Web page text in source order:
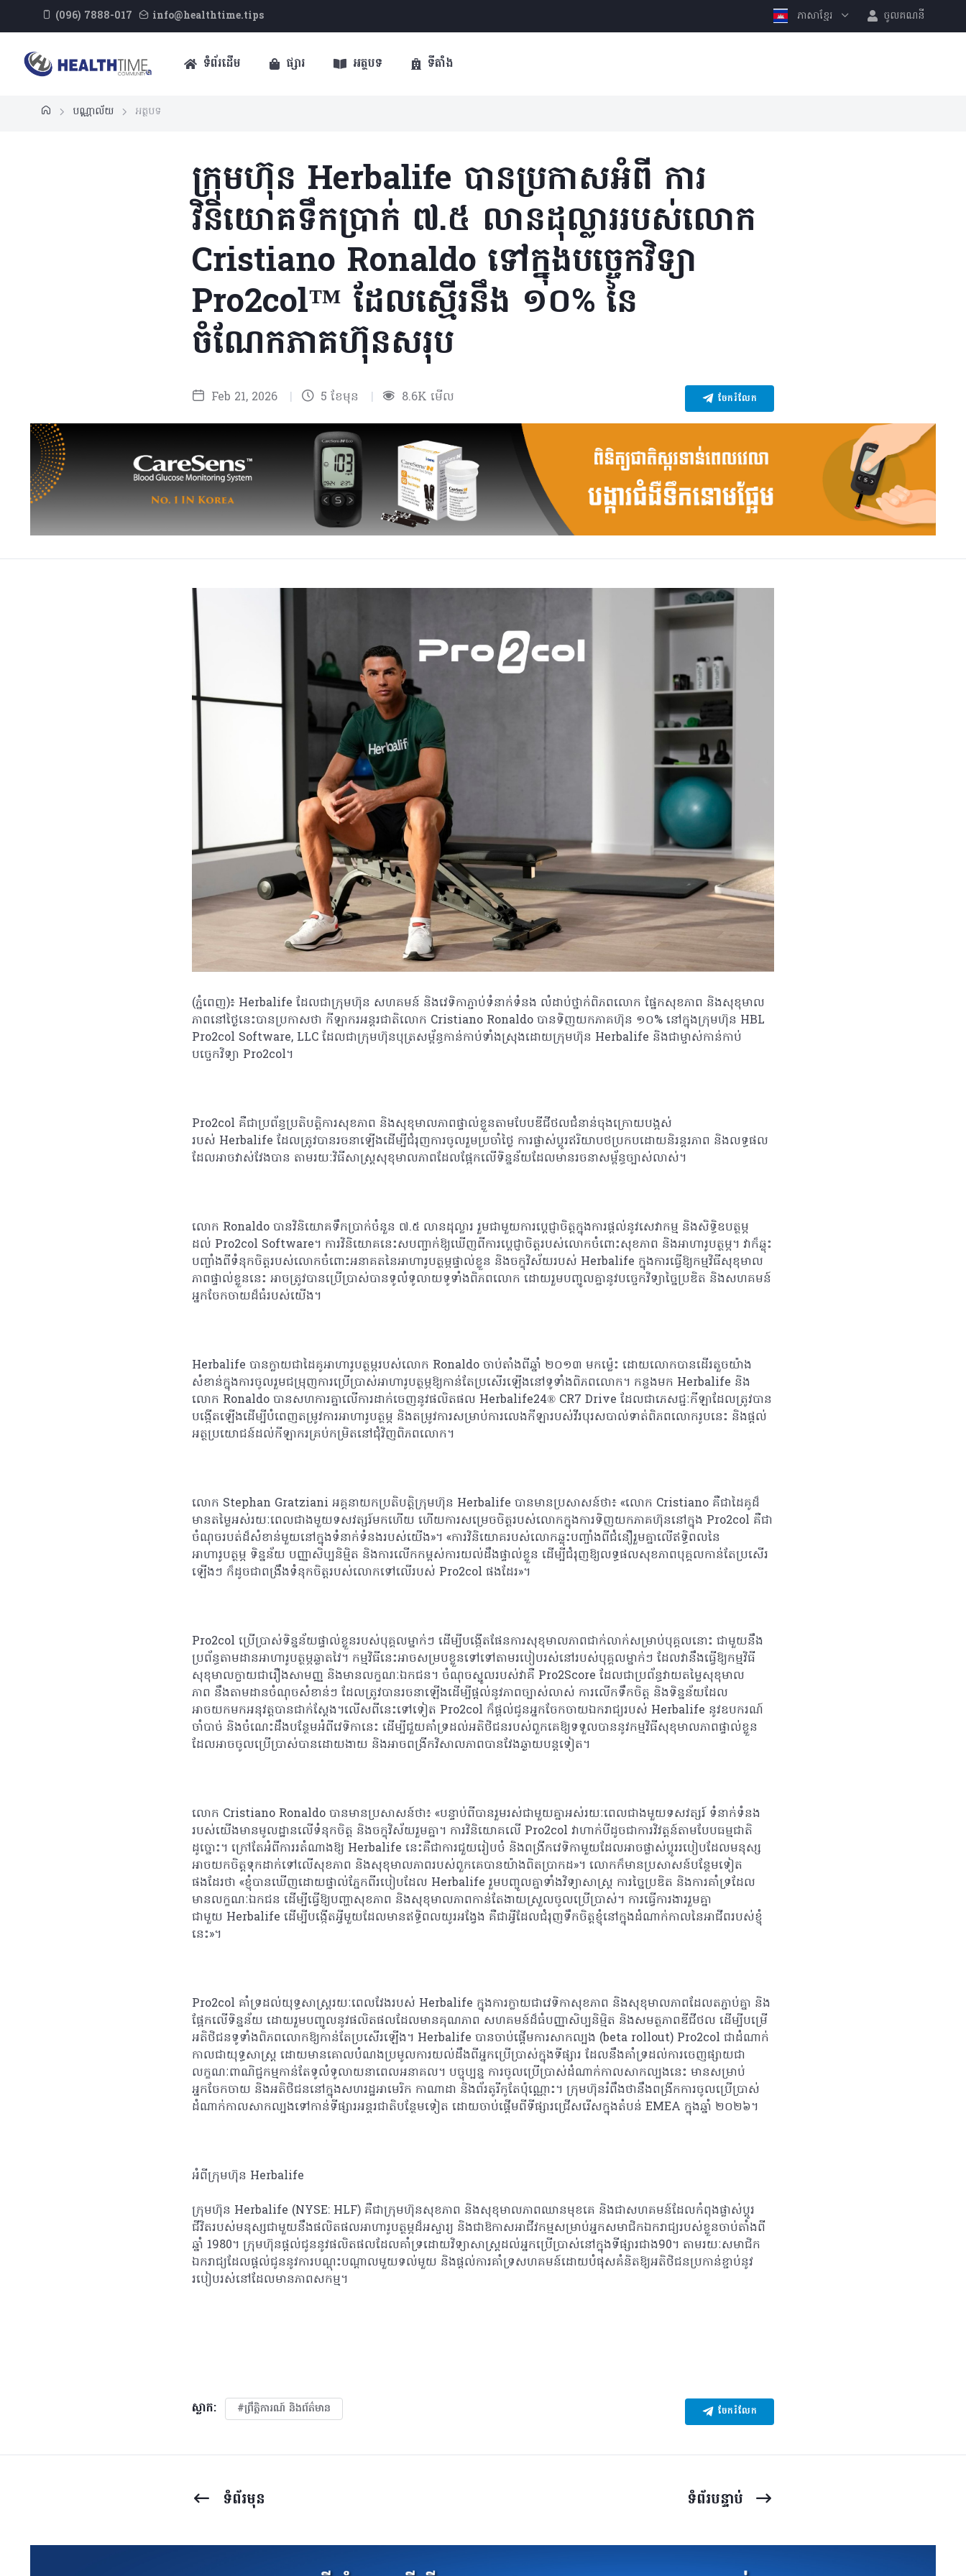
(096) 7888-017 info@healthtime.tips ភាសាខ្មែរ ចូលគណនី
ទំព័រដើម ផ្សារ អត្ថបទ ទីតាំង
បណ្ណាល័យ អត្ថបទ
ក្រុមហ៊ុន Herbalife បានប្រកាសអំពី ការ
វិនិយោគទឹកប្រាក់ ៧.៥ លានដុល្លាររបស់លោក
Cristiano Ronaldo ទៅក្នុងបច្ចេកវិទ្យា
Pro2col™ ដែលស្មើរនឹង ១០% នៃ
ចំណែកភាគហ៊ុនសរុប
Feb 21, 2026 | 5 ខែមុន | 8.6K មើល ចែករំលែក
(ភ្នំពេញ)៖ Herbalife ដែលជាក្រុមហ៊ុន សហគមន៍ និងវេទិកាភ្ជាប់ទំនាក់ទំនង លំដាប់ថ្នាក់ពិភពលោក ផ្នែកសុខភាព និងសុខុមាល
ភាពនៅថ្ងៃនេះបានប្រកាសថា កីឡាករអន្តរជាតិលោក Cristiano Ronaldo បានទិញយកភាគហ៊ុន ១០% នៅក្នុងក្រុមហ៊ុន HBL
Pro2col Software, LLC ដែលជាក្រុមហ៊ុនបុត្រសម្ព័ន្ធកាន់កាប់ទាំងស្រុងដោយក្រុមហ៊ុន Herbalife និងជាម្ចាស់កាន់កាប់
បច្ចេកវិទ្យា Pro2col។
Pro2col គឺជាប្រព័ន្ធប្រតិបត្តិការសុខភាព និងសុខុមាលភាពផ្ទាល់ខ្លួនតាមបែបឌីជីថលជំនាន់ចុងក្រោយបង្អស់
របស់ Herbalife ដែលត្រូវបានរចនាឡើងដើម្បីជំរុញការចូលរួមប្រចាំថ្ងៃ ការផ្លាស់ប្តូរឥរិយាបថប្រកបដោយនិរន្តរភាព និងលទ្ធផល
ដែលអាចវាស់វែងបាន តាមរយៈវិធីសាស្ត្រសុខុមាលភាពដែលផ្អែកលើទិន្នន័យដែលមានរចនាសម្ព័ន្ធច្បាស់លាស់។
លោក Ronaldo បានវិនិយោគទឹកប្រាក់ចំនួន ៧.៥ លានដុល្លារ រួមជាមួយការប្តេជ្ញាចិត្តក្នុងការផ្តល់នូវសេវាកម្ម និងសិទ្ធិឧបត្ថម្ភ
ដល់ Pro2col Software។ ការវិនិយោគនេះសបញ្ជាក់ឱ្យឃើញពីការប្តេជ្ញាចិត្តរបស់លោកចំពោះសុខភាព និងអាហារូបត្ថម្ភ។ វាក៏ឆ្លុះ
បញ្ចាំងពីទំនុកចិត្តរបស់លោកចំពោះអនាគតនៃអាហារូបត្ថម្ភផ្ទាល់ខ្លួន និងចក្ខុវិស័យរបស់ Herbalife ក្នុងការធ្វើឱ្យកម្មវិធីសុខុមាល
ភាពផ្ទាល់ខ្លួននេះ អាចត្រូវបានប្រើប្រាស់បានទូលំទូលាយទូទាំងពិភពលោក ដោយរួមបញ្ចូលគ្នានូវបច្ចេកវិទ្យាច្នៃប្រឌិត និងសហគមន៍
អ្នកចែកចាយដ៏ធំរបស់យើង។
Herbalife បានក្លាយជាដៃគូអាហារូបត្ថម្ភរបស់លោក Ronaldo ចាប់តាំងពីឆ្នាំ ២០១៣ មកម្ល៉េះ ដោយលោកបានដើរតួចយ៉ាង
សំខាន់ក្នុងការចូលរួមជម្រុញការប្រើប្រាស់អាហារូបត្ថម្ភឱ្យកាន់តែប្រសើរឡើងនៅទូទាំងពិភពលោក។ កន្លងមក Herbalife និង
លោក Ronaldo បានសហការគ្នាលើការដាក់ចេញនូវផលិតផល Herbalife24® CR7 Drive ដែលជាភេសជ្ជៈកីឡាដែលត្រូវបាន
បង្កើតឡើងដើម្បីបំពេញតម្រូវការអាហារូបត្ថម្ភ និងតម្រូវការសម្រាប់ការលេងកីឡារបស់វីរបុរសបាល់ទាត់ពិភពលោករូបនេះ និងផ្តល់
អត្ថប្រយោជន៍ដល់កីឡាករគ្រប់កម្រិតនៅជុំវិញពិភពលោក។
លោក Stephan Gratziani អគ្គនាយកប្រតិបត្តិក្រុមហ៊ុន Herbalife បានមានប្រសាសន៍ថា៖ «លោក Cristiano គឺជាដៃគូដ៏
មានតម្លៃអស់រយៈពេលជាងមួយទសវត្សរ៍មកហើយ ហើយការសម្រេចចិត្តរបស់លោកក្នុងការទិញយកភាគហ៊ុននៅក្នុង Pro2col គឺជា
ចំណុចរបត់ដ៏សំខាន់មួយនៅក្នុងទំនាក់ទំនងរបស់យើង»។ «ការវិនិយោគរបស់លោកឆ្លុះបញ្ចាំងពីជំនឿរួមគ្នាលើឥទ្ធិពលនៃ
អាហារូបត្ថម្ភ ទិន្នន័យ បញ្ញាសិប្បនិម្មិត និងការលើកកម្ពស់ការយល់ដឹងផ្ទាល់ខ្លួន ដើម្បីជំរុញឱ្យលទ្ធផលសុខភាពបុគ្គលកាន់តែប្រសើរ
ឡើងៗ ក៏ដូចជាពង្រឹងទំនុកចិត្តរបស់លោកទៅលើរបស់ Pro2col​ ផងដែរ»។
Pro2col ប្រើប្រាស់ទិន្នន័យផ្ទាល់ខ្លួនរបស់បុគ្គលម្នាក់ៗ ដើម្បីបង្កើតផែនការសុខុមាលភាពជាក់លាក់សម្រាប់បុគ្គលនោះ ជាមួយនឹង
ប្រព័ន្ធតាមដានអាហារូបត្ថម្ភឆ្លាតវៃ។ កម្មវិធីនេះអាចសម្របខ្លួនទៅទៅតាមរបៀបរស់នៅរបស់បុគ្គលម្នាក់ៗ ដែលវានឹងធ្វើឱ្យកម្មវិធី
សុខុមាលក្លាយជារឿងសាមញ្ញ និងមានលក្ខណៈឯកជន។ ចំណុចស្នូលរបស់វាគឺ Pro2Score ដែលជាប្រព័ន្ធវាយតម្លៃសុខុមាល
ភាព នឹងតាមដានចំណុចសំខាន់ៗ ដែលត្រូវបានរចនាឡើងដើម្បីផ្តល់នូវភាពច្បាស់លាស់ ការលើកទឹកចិត្ត និងទិន្នន័យដែល
អាចយកមកអនុវត្តបានជាក់ស្តែង។លើសពីនេះទៅទៀត Pro2col ក៏ផ្តល់ជូនអ្នកចែកចាយឯករាជ្យរបស់ Herbalife នូវឧបករណ៍
ចាំបាច់ និងចំណេះដឹងបន្ថែមអំពីវេទិកានេះ ដើម្បីជួយគាំទ្រដល់អតិថិជនរបស់ពួកគេឱ្យទទួលបាននូវកម្មវិធីសុខុមាលភាពផ្ទាល់ខ្លួន
ដែលអាចចូលប្រើប្រាស់បានដោយងាយ និងអាចពង្រីកវិសាលភាពបានវែងឆ្ងាយបន្តទៀត។
លោក Cristiano Ronaldo បានមានប្រសាសន៍ថា៖ «បន្ទាប់ពីបានរួមរស់ជាមួយគ្នាអស់រយៈពេលជាងមួយទសវត្សរ៍ ទំនាក់ទំនង
របស់យើងមានមូលដ្ឋានលើទំនុកចិត្ត និងចក្ខុវិស័យរួមគ្នា។ ការវិនិយោគលើ Pro2col វាហាក់បីដូចជាការវិវត្តន៍តាមបែបធម្មជាតិ
ដូច្នោះ។ ក្រៅតែអំពីការរតំណាងឱ្យ Herbalife នេះគឺជាការជួយរៀបចំ និងពង្រីកវេទិកាមួយដែលអាចផ្លាស់ប្តូររបៀបដែលមនុស្ស
អាចយកចិត្តទុកដាក់ទៅលើសុខភាព និងសុខុមាលភាពរបស់ពួកគេបានយ៉ាងពិតប្រាកដ»។ លោកក៏មានប្រសាសន៍បន្ថែមទៀត
ផងដែរថា «ខ្ញុំបានឃើញដោយផ្ទាល់ភ្នែកពីរបៀបដែល Herbalife រួមបញ្ចូលគ្នាទាំងវិទ្យាសាស្ត្រ ការច្នៃប្រឌិត និងការគាំទ្រដែល
មានលក្ខណៈឯកជន ដើម្បីធ្វើឱ្យបញ្ហាសុខភាព និងសុខុមាលភាពកាន់តែងាយស្រួលចូលប្រើប្រាស់។ ការធ្វើការងាររួមគ្នា
ជាមួយ Herbalife ដើម្បីបង្កើតអ្វីមួយដែលមានឥទ្ធិពលយូរអង្វែង គឺជាអ្វីដែលជំរុញទឹកចិត្តខ្ញុំនៅក្នុងដំណាក់កាលនៃអាជីពរបស់ខ្ញុំ
នេះ»។
Pro2col គាំទ្រដល់យុទ្ធសាស្ត្ររយៈពេលវែងរបស់ Herbalife ក្នុងការក្លាយជាវេទិកាសុខភាព និងសុខុមាលភាពដែលតភ្ជាប់គ្នា និង
ផ្អែកលើទិន្នន័យ ដោយរួមបញ្ចូលនូវផលិតផលដែលមានគុណភាព សហគមន៍ដ៏ធំបញ្ញាសិប្បនិម្មិត និងសមត្ថភាពឌីជីថល ដើម្បីបម្រើ
អតិថិជនទូទាំងពិភពលោកឱ្យកាន់តែប្រសើរឡើង។ Herbalife បានចាប់ផ្តើមការសាកល្បង (beta rollout) Pro2col ជាដំណាក់
កាលជាយុទ្ធសាស្ត្រ ដោយមានគោលបំណងប្រមូលការយល់ដឹងពីអ្នកប្រើប្រាស់ក្នុងទីផ្សារ ដែលនឹងគាំទ្រដល់ការចេញផ្សាយជា
លក្ខណៈពាណិជ្ជកម្មកាន់តែទូលំទូលាយនាពេលអនាគល។ បច្ចុប្បន្ន ការចូលប្រើប្រាស់ដំណាក់កាលសាកល្បងនេះ មានសម្រាប់
អ្នកចែកចាយ និងអតិថិជននៅក្នុងសហរដ្ឋអាមេរិក កាណាដា និងព័រតូរីកូតែប៉ុណ្ណោះ។ ក្រុមហ៊ុនរំពឹងថានឹងពង្រីកការចូលប្រើប្រាស់
ដំណាក់កាលសាកល្បងទៅកាន់ទីផ្សារអន្តរជាតិបន្ថែមទៀត ដោយចាប់ផ្តើមពីទីផ្សារជ្រើសរើសក្នុងតំបន់ EMEA ក្នុងឆ្នាំ ២០២៦។
អំពីក្រុមហ៊ុន Herbalife
ក្រុមហ៊ុន Herbalife (NYSE: HLF) គឺជាក្រុមហ៊ុនសុខភាព និងសុខុមាលភាពឈានមុខគេ និងជាសហគមន៍ដែលកំពុងផ្លាស់ប្តូរ
ជីវិតរបស់មនុស្សជាមួយនឹងផលិតផលអាហារូបត្ថម្ភដ៏អស្ចារ្យ និងជាឱកាសអាជីវកម្មសម្រាប់អ្នកសមាជិកឯករាជ្យរបស់ខ្លួនចាប់តាំងពី
ឆ្នាំ 1980។ ក្រុមហ៊ុនផ្តល់ជូននូវផលិតផលដែលគាំទ្រដោយវិទ្យាសាស្រ្តដល់អ្នកប្រើប្រាស់នៅក្នុងទីផ្សារជាង90។ តាមរយៈសមាជិក
ឯករាជ្យដែលផ្តល់ជូននូវការបណ្តុះបណ្តាលមួយទល់មួយ និងផ្តល់ការគាំទ្រសហគមន៍ដោយបំផុសគំនិតឱ្យអតិថិជនប្រកាន់ខ្ជាប់នូវ
របៀបរស់នៅដែលមានភាពសកម្ម។
ស្លាក: #ព្រឹត្តិការណ៍ និងព័ត៌មាន ចែករំលែក
ទំព័រ​មុន ទំព័រ​បន្ទាប់